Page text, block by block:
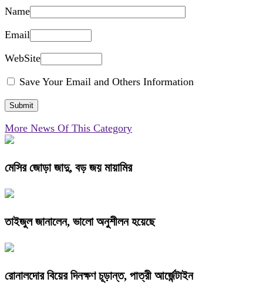
Name
Email
WebSite
Save Your Email and Others Information
More News Of This Category
মেসির জোড়া জাদু, বড় জয় মায়ামির
তাইজুল জানালেন, ভালো অনুশীলন হয়েছে
রোনালদোর বিয়ের দিনক্ষণ চূড়ান্ত, পাত্রী আর্জেন্টাইন